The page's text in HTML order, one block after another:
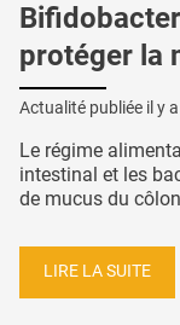
protéger la
Actualité publiée il y a
Le régime
intestinal et les
de mucus du
LIRE LA SUITE